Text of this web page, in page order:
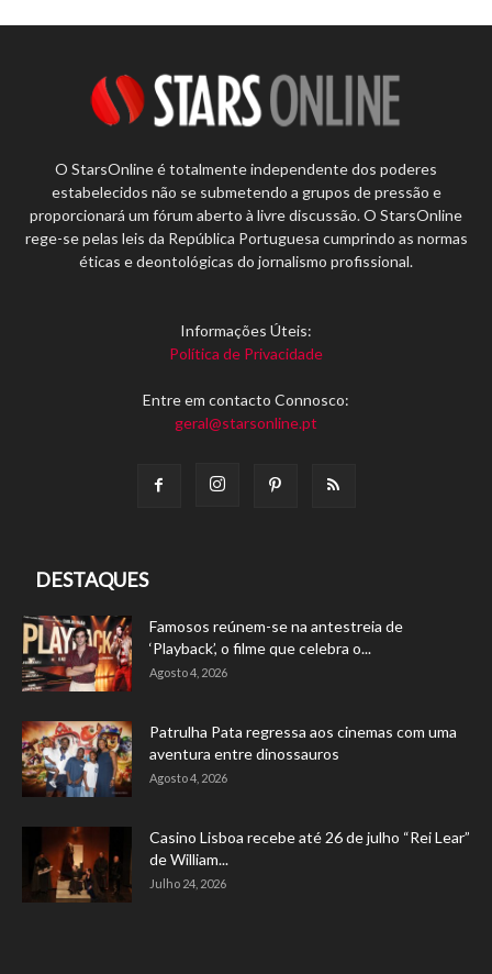
O StarsOnline é totalmente independente dos poderes
estabelecidos não se submetendo a grupos de pressão e
proporcionará um fórum aberto à livre discussão. O StarsOnline
rege-se pelas leis da República Portuguesa cumprindo as normas
éticas e deontológicas do jornalismo profissional.
Informações Úteis:
Política de Privacidade
Entre em contacto Connosco:
geral@starsonline.pt
DESTAQUES
Famosos reúnem-se na antestreia de
‘Playback’, o filme que celebra o...
Agosto 4, 2026
Patrulha Pata regressa aos cinemas com uma
aventura entre dinossauros
Agosto 4, 2026
Casino Lisboa recebe até 26 de julho “Rei Lear”
de William...
Julho 24, 2026